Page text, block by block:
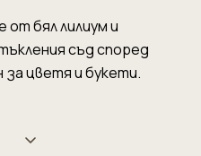
бял лилиум и
съд според
цветя и букети.